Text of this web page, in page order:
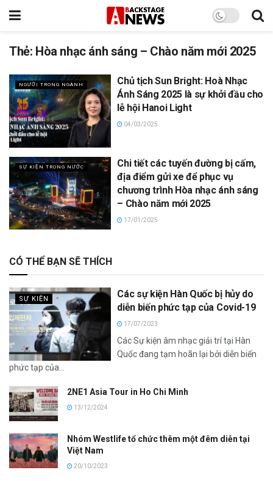
Thẻ: Hòa nhạc ánh sáng – Chào năm mới 2025
NGƯỜI TRONG NGÀNH
Chủ tịch Sun Bright: Hoà Nhạc
Ánh Sáng 2025 là sự khởi đầu cho
lễ hội Hanoi Light
04/03/2025
SỰ KIỆN TRONG NƯỚC
Chi tiết các tuyến đường bị cấm,
địa điểm gửi xe để phục vụ
chương trình Hòa nhạc ánh sáng
– Chào năm mới 2025
17/01/2025
CÓ THỂ BẠN SẼ THÍCH
SỰ KIỆN
Các sự kiện Hàn Quốc bị hủy do
diễn biến phức tạp của Covid-19
17/07/2023
Các Sự kiện âm nhạc giải trí tại Hàn
Quốc đang tạm hoãn lại bởi diễn biến
phức tạp của...
2NE1 Asia Tour in Ho Chi Minh
13/12/2024
Nhóm Westlife tổ chức thêm một đêm diễn tại
Việt Nam
20/10/2023